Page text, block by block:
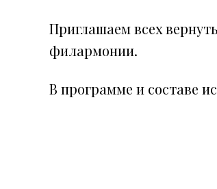
Приглашаем всех
филармонии.
В программе и составе